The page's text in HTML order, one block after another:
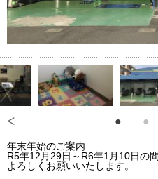
年末年始のご案内
R5年12月29日～R6年1月10日の
よろしくお願いいたします。